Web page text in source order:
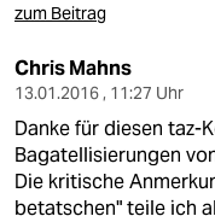
zum Beitrag
Chris Mahns
13.01.2016 , 11:27 Uhr
Danke für diesen taz-
Bagatellisierungen
Die kritische
betatschen" teile ich